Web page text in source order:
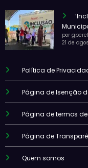
por
21 de
Política de
Página de Isenção
Página de termos
Página de
Quem somos